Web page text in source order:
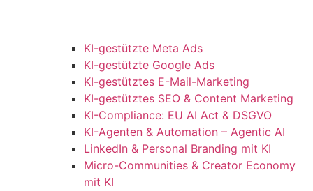
KI-gestützte Meta Ads
KI-gestützte Google Ads
KI-gestütztes E-Mail-Marketing
KI-gestütztes SEO & Content Marketing
KI-Compliance: EU AI Act & DSGVO
KI-Agenten & Automation – Agentic AI
LinkedIn & Personal Branding mit KI
Micro-Communities & Creator Economy
mit KI